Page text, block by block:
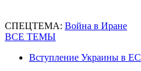
СПЕЦТЕМА: Война в Иране
ВСЕ ТЕМЫ
Вступление Украины в ЕС